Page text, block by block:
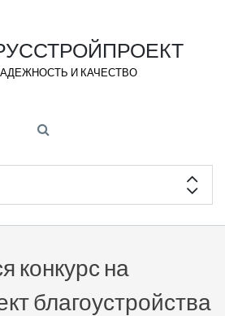
И КАЧЕСТВО
конкурс на
благоустройства